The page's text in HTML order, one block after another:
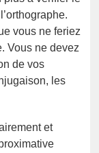
vous ne feriez
Vous ne devez
de vos
les
et